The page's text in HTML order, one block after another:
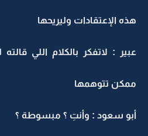
هذه الإعتقادات وليريحها
عبير : لاتفكر بالكلام اللي
ممكن تتوهمها
أبو سعود : وأنتِ ؟ مبسوطة ؟